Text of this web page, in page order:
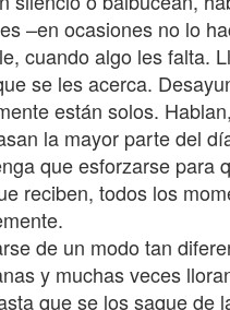
–en ocasiones no lo
cuando algo les falta.
se les acerca.
están solos.
la mayor parte del
que esforzarse para
reciben, todos los
de un modo tan
y muchas veces
que se los saque de